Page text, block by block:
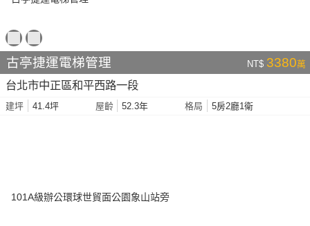
古亭捷運電梯管理 NT$ 3380萬
台北市中正區和平西路一段
建坪 41.4坪 屋齡 52.3年 格局 5房2廳1衛